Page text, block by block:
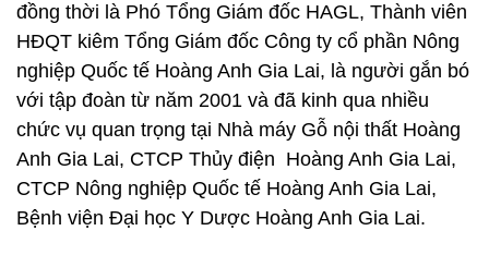
đồng thời là Phó Tổng Giám đốc HAGL, Thành viên
HĐQT kiêm Tổng Giám đốc Công ty cổ phần Nông
nghiệp Quốc tế Hoàng Anh Gia Lai, là người gắn bó
với tập đoàn từ năm 2001 và đã kinh qua nhiều
chức vụ quan trọng tại Nhà máy Gỗ nội thất Hoàng
Anh Gia Lai, CTCP Thủy điện Hoàng Anh Gia Lai,
CTCP Nông nghiệp Quốc tế Hoàng Anh Gia Lai,
Bệnh viện Đại học Y Dược Hoàng Anh Gia Lai.